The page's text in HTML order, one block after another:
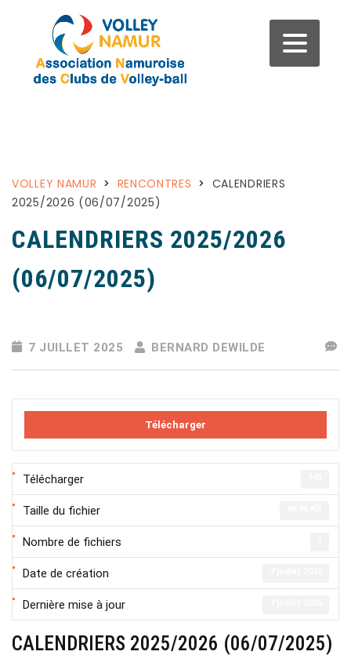
VOLLEY NAMUR > RENCONTRES > CALENDRIERS
2025/2026 (06/07/2025)
CALENDRIERS 2025/2026
(06/07/2025)
7 JUILLET 2025 BERNARD DEWILDE
Télécharger
Télécharger
Taille du fichier
Nombre de fichiers
Date de création
Dernière mise à jour
CALENDRIERS 2025/2026 (06/07/2025)